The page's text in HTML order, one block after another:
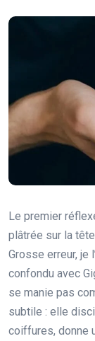
Le premier
plâtrée sur la
Grosse erreur, je
confondu avec
se manie pas
subtile : elle
coiffures, donne